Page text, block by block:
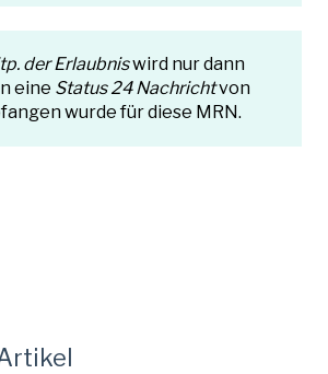
der Erlaubniswird nur dann
eine Status 24 Nachrichtvon
wurde für diese MRN.